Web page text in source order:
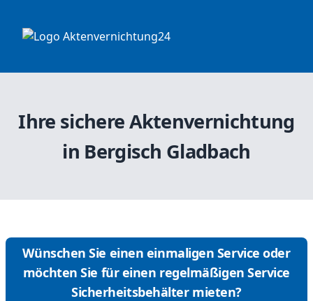
Ihre sichere Aktenvernichtung
in Bergisch Gladbach
Wünschen Sie einen einmaligen Service oder
möchten Sie für einen regelmäßigen Service
Sicherheitsbehälter mieten?